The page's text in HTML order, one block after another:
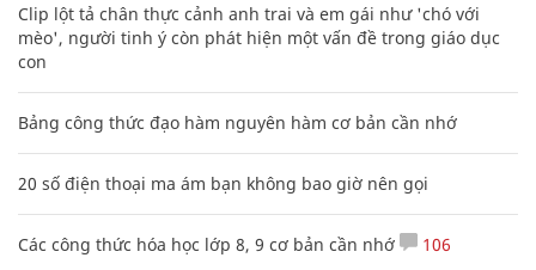
Clip lột tả chân thực cảnh anh trai và em gái như 'chó với
mèo', người tinh ý còn phát hiện một vấn đề trong giáo dục
con
Bảng công thức đạo hàm nguyên hàm cơ bản cần nhớ
20 số điện thoại ma ám bạn không bao giờ nên gọi
Các công thức hóa học lớp 8, 9 cơ bản cần nhớ 106